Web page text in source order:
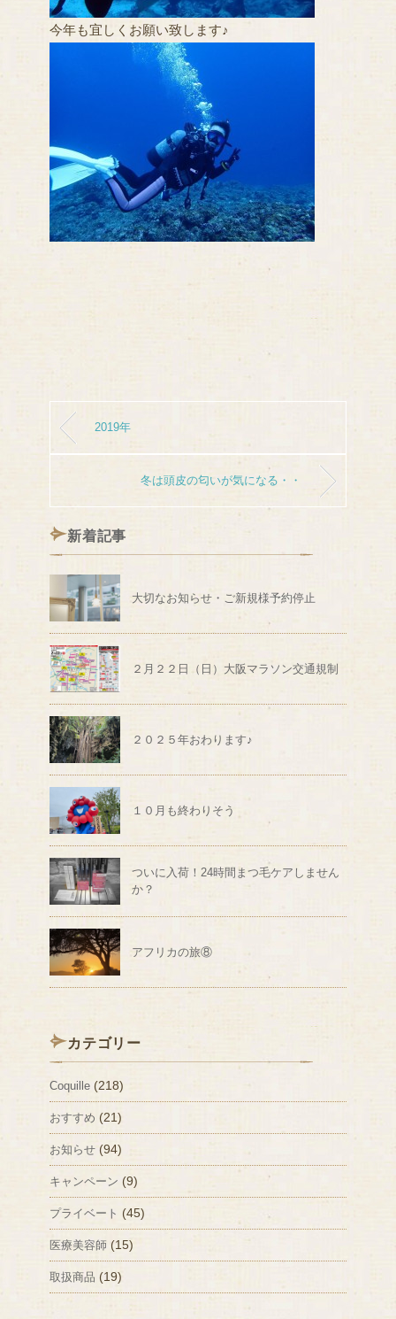
今年も宜しくお願い致します♪
2019年
冬は頭皮の匂いが気になる・・
新着記事
大切なお知らせ・ご新規様予約停止
２月２２日（日）大阪マラソン交通規制
２０２５年おわります♪
１０月も終わりそう
ついに入荷！24時間まつ毛ケアしません
か？
アフリカの旅⑧
カテゴリー
Coquille (218)
おすすめ (21)
お知らせ (94)
キャンペーン (9)
プライベート (45)
医療美容師 (15)
取扱商品 (19)